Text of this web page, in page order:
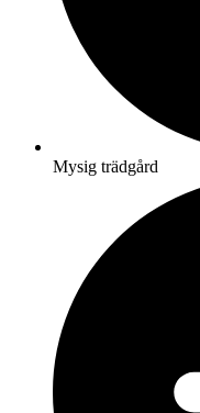
Mysig trädgård